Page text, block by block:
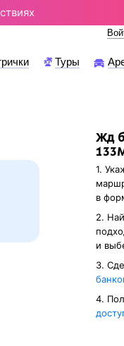
Туры
Жд
1.
в
2.
и
3.
4.